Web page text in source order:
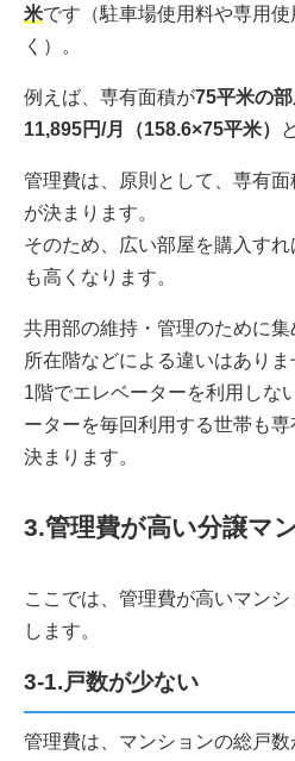
米です（駐車場使用料や専用
く）。
例えば、専有面積が75平米の
11,895円/月（158.6×75平米）
管理費は、原則として、専有
が決まります。
そのため、広い部屋を購入す
も高くなります。
共用部の維持・管理のために集
所在階などによる違いはありま
1階でエレベーターを利用しな
ーターを毎回利用する世帯も
決まります。
3.管理費が高い分譲マ
ここでは、管理費が高いマン
します。
3-1.戸数が少ない
管理費は、マンションの総戸